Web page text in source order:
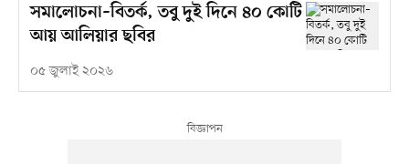
সমালোচনা–বিতর্ক, তবু দুই দিনে ৪০ কোটি
আয় আলিয়ার ছবির
০৫ জুলাই ২০২৬